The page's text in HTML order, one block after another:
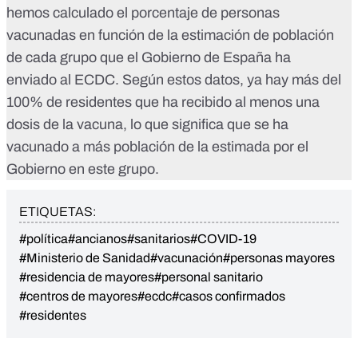
hemos calculado el porcentaje de personas
vacunadas en función de la estimación de población
de cada grupo que el Gobierno de España ha
enviado al ECDC. Según estos datos, ya hay más del
100% de residentes que ha recibido al menos una
dosis de la vacuna, lo que significa que se ha
vacunado a más población de la estimada por el
Gobierno en este grupo.
ETIQUETAS:
#política#ancianos#sanitarios#COVID-19
#Ministerio de Sanidad#vacunación#personas mayores
#residencia de mayores#personal sanitario
#centros de mayores#ecdc#casos confirmados
#residentes